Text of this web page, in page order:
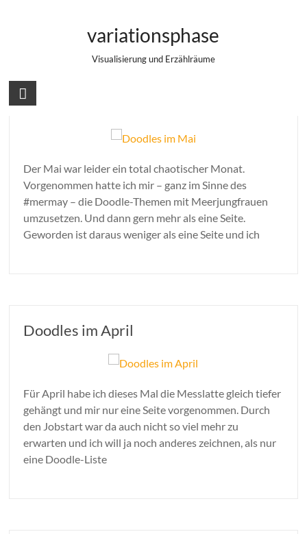
variationsphase
Visualisierung und Erzählräume
Doodles im Mai
Der Mai war leider ein total chaotischer Monat.
Vorgenommen hatte ich mir – ganz im Sinne des
#mermay – die Doodle-Themen mit Meerjungfrauen
umzusetzen. Und dann gern mehr als eine Seite.
Geworden ist daraus weniger als eine Seite und ich
Doodles im April
Für April habe ich dieses Mal die Messlatte gleich tiefer
gehängt und mir nur eine Seite vorgenommen. Durch
den Jobstart war da auch nicht so viel mehr zu
erwarten und ich will ja noch anderes zeichnen, als nur
eine Doodle-Liste